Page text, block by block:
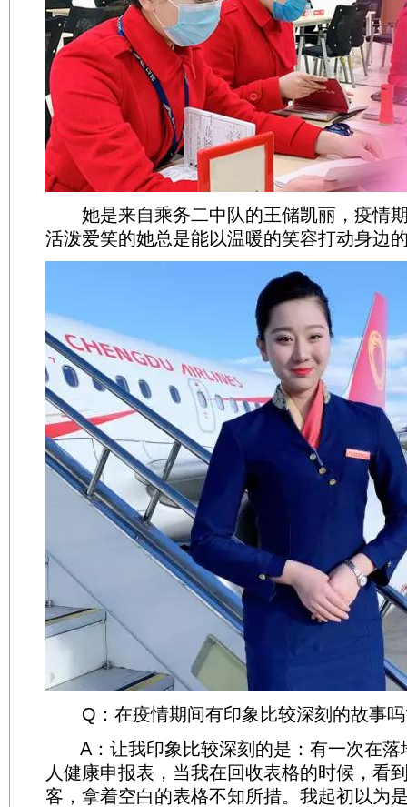
她是来自乘务二中队的王储凯丽，疫情
活泼爱笑的她总是能以温暖的笑容打动身边
Q：在疫情期间有印象比较深刻的故事
A：让我印象比较深刻的是：有一次在落
人健康申报表，当我在回收表格的时候，看
客，拿着空白的表格不知所措。我起初以为